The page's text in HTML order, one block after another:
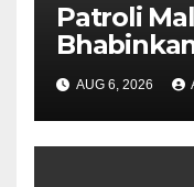
Patroli
Pilar
Perkuat
Diajak
AUG 6, 2026